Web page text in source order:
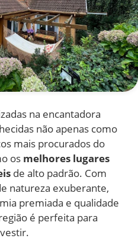
na encantadora
não apenas como
mais procurados do
os melhores lugares
de alto padrão. Com
natureza exuberante,
premiada e qualidade
é perfeita para